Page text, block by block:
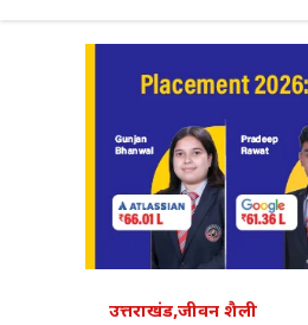
उत्तराखंड,जीवन शैली